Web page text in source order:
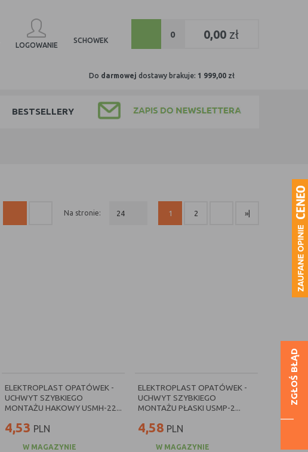
LOGOWANIE
SCHOWEK
0 0,00 zł
Do darmowej dostawy brakuje: 1 999,00 zł
BESTSELLERY
na stronie: 24 1 2 »|
ELEKTROPLAST OPATÓWEK -
UCHWYT SZYBKIEGO
MONTAŻU HAKOWY USMH-22...
4,53 PLN
W MAGAZYNIE
ELEKTROPLAST OPATÓWEK -
UCHWYT SZYBKIEGO
MONTAŻU PŁASKI USMP-2...
4,58 PLN
W MAGAZYNIE
ZGŁOŚ BŁĄD